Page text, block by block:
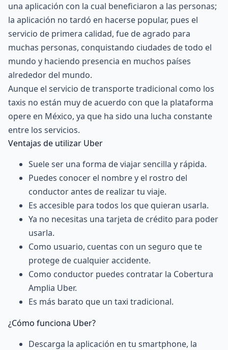
una aplicación con la cual beneficiaron a las personas;
la aplicación no tardó en hacerse popular, pues el
servicio de primera calidad, fue de agrado para
muchas personas, conquistando ciudades de todo el
mundo y haciendo presencia en muchos países
alrededor del mundo.
Aunque el servicio de transporte tradicional como los
taxis no están muy de acuerdo con que la plataforma
opere en México, ya que ha sido una lucha constante
entre los servicios.
Ventajas de utilizar Uber
Suele ser una forma de viajar sencilla y rápida.
Puedes conocer el nombre y el rostro del
conductor antes de realizar tu viaje.
Es accesible para todos los que quieran usarla.
Ya no necesitas una tarjeta de crédito para poder
usarla.
Como usuario, cuentas con un seguro que te
protege de cualquier accidente.
Como conductor puedes contratar la Cobertura
Amplia Uber.
Es más barato que un taxi tradicional.
¿Cómo funciona Uber?
Descarga la aplicación en tu smartphone, la